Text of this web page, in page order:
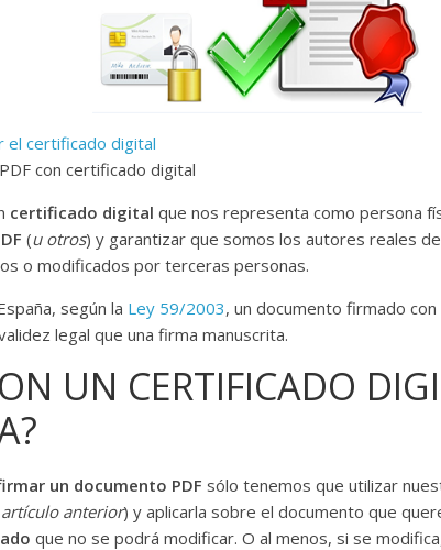
el certificado digital
con certificado digital
certificado digital que nos representa como persona
(u otros) y garantizar que somos los autores reales
o modificados por terceras personas.
según la Ley 59/2003, un documento firmado
legal que una firma manuscrita.
UN CERTIFICADO
un documento PDF sólo tenemos que utilizar
artículo anterior) y aplicarla sobre el documento que
que no se podrá modificar. O al menos, si se